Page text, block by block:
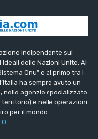
indipendente sul
delle Nazioni Unite. Al
Onu” e al primo tra i
ha sempre avuto un
nelle agenzie specializzate
territorio) e nelle operazioni
per il mondo.